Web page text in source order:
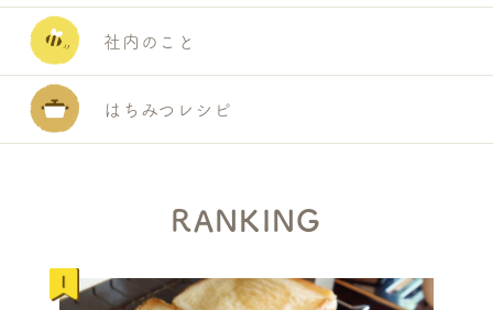
社内のこと
はちみつレシピ
RANKING